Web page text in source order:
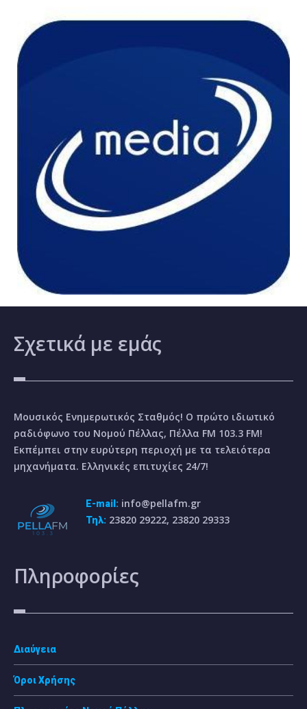
Σχετικά με εμάς
Μουσικός Ενημερωτικός Σταθμός! Ο πρώτο ιδιωτικό
ραδιόφωνο του Νομού Πέλλας, Πέλλα FM 103.3 FM!
Εκπέμπει στην ευρύτερη περιοχή με τα τελειότερα
μηχανήματα. Ελληνικές επιτυχίες 24/7!
E-mail: info@pellafm.gr
Τηλ: 23820 29222, 23820 29333
Πληροφορίες
Διαύγεια
Όροι Χρήσης